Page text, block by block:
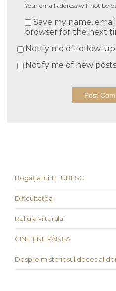
Your email address will not be
Save my name,
browser for the next
Notify me of follow-
Notify me of new
Bogăția lui TE IUBESC
Dificultatea
Religia viitorului
CINE ȚINE PÂINEA
Despre misteriosul deces al